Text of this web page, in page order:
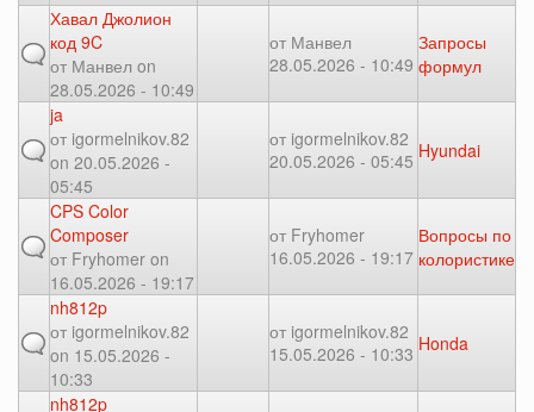
Хавал Джолион
код 9C
от Манвел on
28.05.2026 - 10:49
от Манвел
28.05.2026 - 10:49
Запросы
формул
ja
от igormelnikov.82
on 20.05.2026 -
05:45
от igormelnikov.82
20.05.2026 - 05:45 Hyundai
CPS Color
Composer
от Fryhomer on
16.05.2026 - 19:17
от Fryhomer
16.05.2026 - 19:17
Вопросы по
колористике
nh812p
от igormelnikov.82
on 15.05.2026 -
10:33
от igormelnikov.82
15.05.2026 - 10:33 Honda
nh812p